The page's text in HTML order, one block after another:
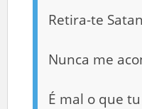
Retira-te
Nunca me
É mal o que